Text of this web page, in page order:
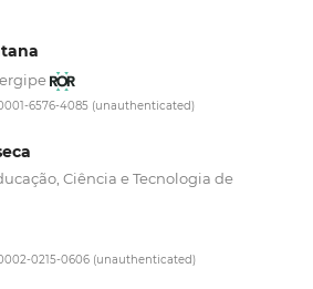
6576-4085 (unauthenticated)
Ciência e Tecnologia de
0215-0606 (unauthenticated)